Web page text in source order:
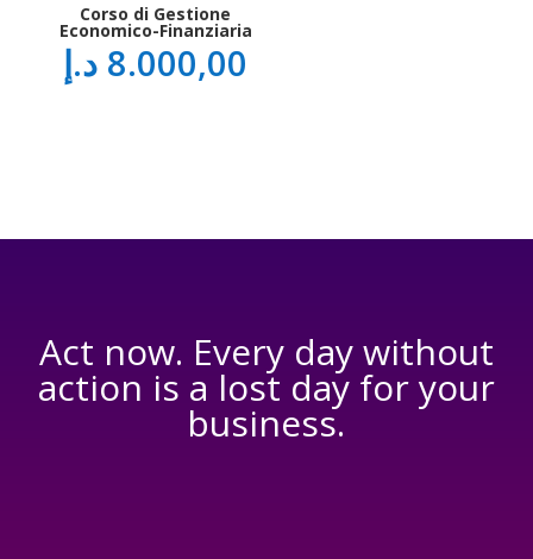
Corso di Gestione
Economico-Finanziaria
8.000,00 د.إ
Act now. Every day without
action is a lost day for your
business.